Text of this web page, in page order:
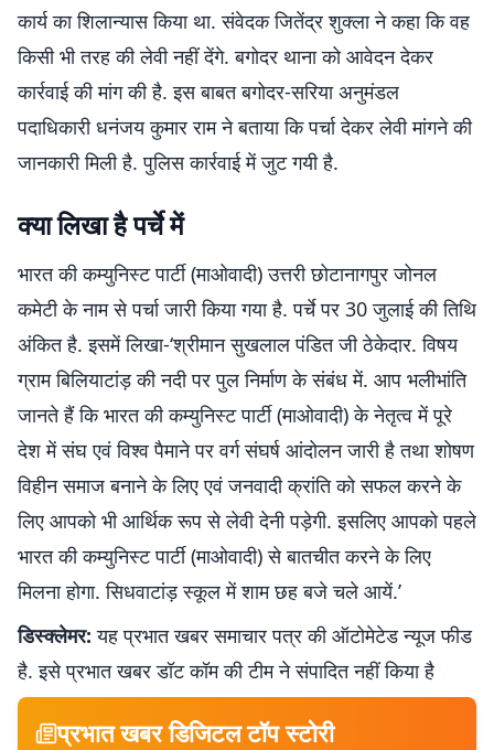
कार्य का शिलान्यास किया था. संवेदक जितेंद्र शुक्ला ने कहा कि वह
किसी भी तरह की लेवी नहीं देंगे. बगोदर थाना को आवेदन देकर
कार्रवाई की मांग की है. इस बाबत बगोदर-सरिया अनुमंडल
पदाधिकारी धनंजय कुमार राम ने बताया कि पर्चा देकर लेवी मांगने की
जानकारी मिली है. पुलिस कार्रवाई में जुट गयी है.
क्या लिखा है पर्चे में
भारत की कम्युनिस्ट पार्टी (माओवादी) उत्तरी छोटानागपुर जोनल
कमेटी के नाम से पर्चा जारी किया गया है. पर्चे पर 30 जुलाई की तिथि
अंकित है. इसमें लिखा-‘श्रीमान सुखलाल पंडित जी ठेकेदार. विषय
ग्राम बिलियाटांड़ की नदी पर पुल निर्माण के संबंध में. आप भलीभांति
जानते हैं कि भारत की कम्युनिस्ट पार्टी (माओवादी) के नेतृत्व में पूरे
देश में संघ एवं विश्व पैमाने पर वर्ग संघर्ष आंदोलन जारी है तथा शोषण
विहीन समाज बनाने के लिए एवं जनवादी क्रांति को सफल करने के
लिए आपको भी आर्थिक रूप से लेवी देनी पड़ेगी. इसलिए आपको पहले
भारत की कम्युनिस्ट पार्टी (माओवादी) से बातचीत करने के लिए
मिलना होगा. सिधवाटांड़ स्कूल में शाम छह बजे चले आयें.’
डिस्क्लेमर: यह प्रभात खबर समाचार पत्र की ऑटोमेटेड न्यूज फीड
है. इसे प्रभात खबर डॉट कॉम की टीम ने संपादित नहीं किया है
प्रभात खबर डिजिटल टॉप स्टोरी